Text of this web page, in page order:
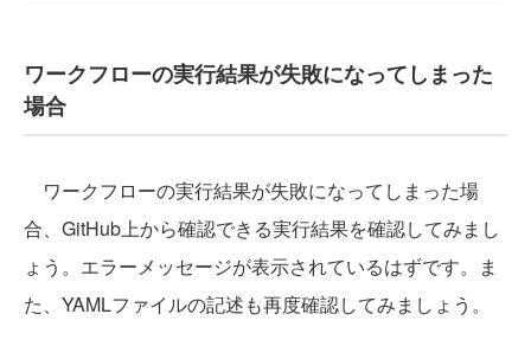
ワークフローの実行結果が失敗になってしまった
場合
ワークフローの実行結果が失敗になってしまった場
合、GitHub上から確認できる実行結果を確認してみまし
ょう。エラーメッセージが表示されているはずです。ま
た、YAMLファイルの記述も再度確認してみましょう。